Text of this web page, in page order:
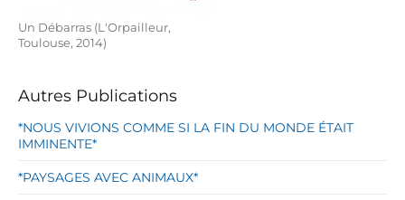
Un Débarras (L'Orpailleur,
Toulouse, 2014)
Autres Publications
*NOUS VIVIONS COMME SI LA FIN DU MONDE ÉTAIT
IMMINENTE*
*PAYSAGES AVEC ANIMAUX*